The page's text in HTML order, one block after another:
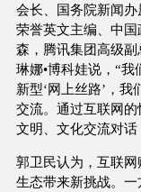
会长、国务院新闻
荣誉英文主编、中
森，腾讯集团高级
琳娜•博科娃说，“
新型‘网上丝路’，
交流。通过互联网
文明、文化交流对
郭卫民认为，互联
生态带来新挑战。一